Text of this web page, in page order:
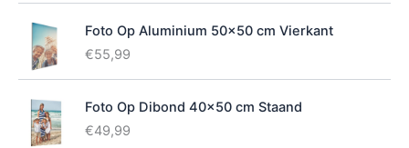
n
i
p
s
Foto Op Aluminium 50x50 cm Vierkant
€55,99
Foto Op Dibond 40x50 cm Staand
€49,99